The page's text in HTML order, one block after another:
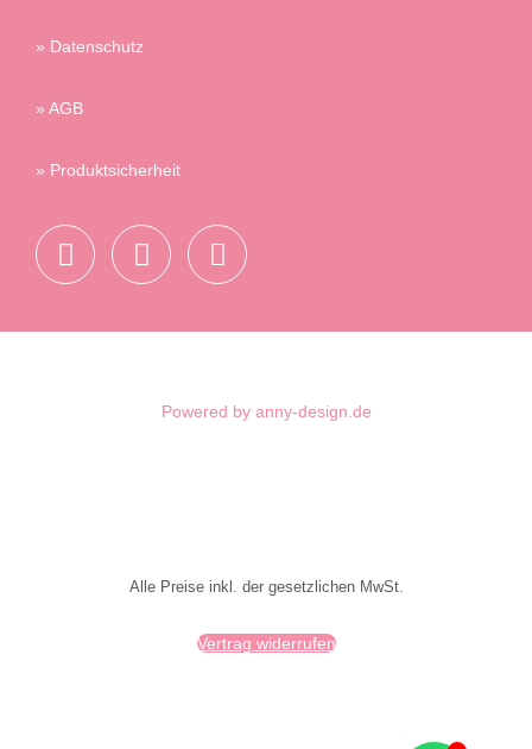
» Datenschutz
» AGB
» Produktsicherheit
Powered by anny-design.de
Alle Preise inkl. der gesetzlichen MwSt.
Vertrag widerrufen